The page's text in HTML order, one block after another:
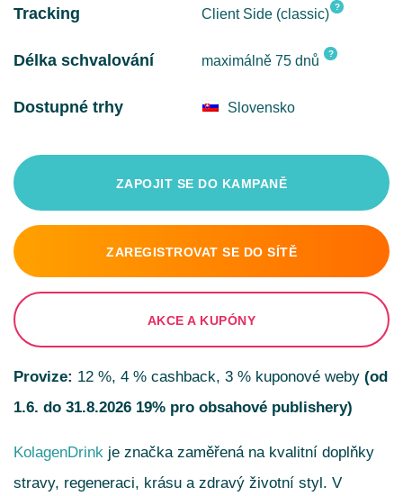
Tracking Client Side (classic) ?
Délka schvalování maximálně 75 dnů ?
Dostupné trhy Slovensko
ZAPOJIT SE DO KAMPANĚ
ZAREGISTROVAT SE DO SÍTĚ
AKCE A KUPÓNY
Provize: 12 %, 4 % cashback, 3 % kuponové weby (od
1.6. do 31.8.2026 19% pro obsahové publishery)
KolagenDrink je značka zaměřená na kvalitní doplňky
stravy, regeneraci, krásu a zdravý životní styl. V